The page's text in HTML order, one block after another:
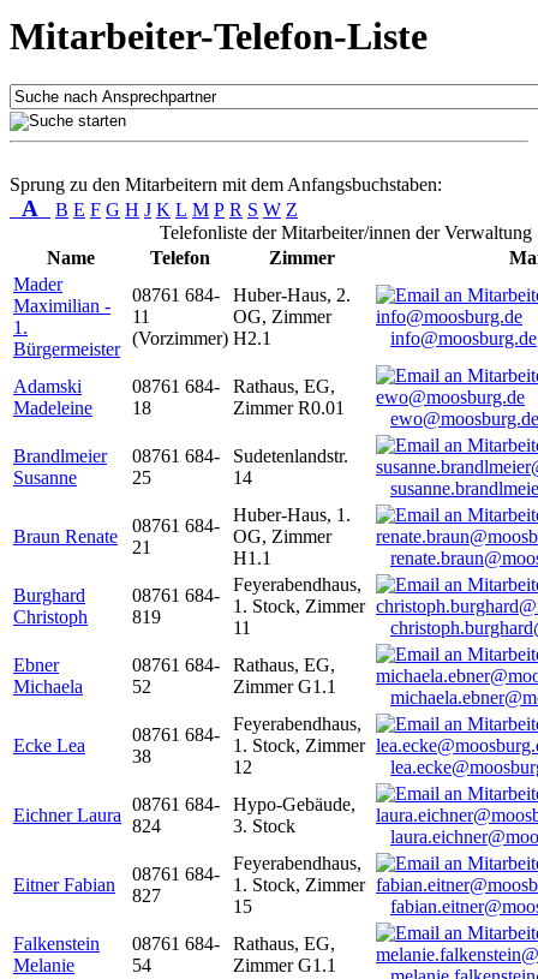
Mitarbeiter-Telefon-Liste
Sprung zu den Mitarbeitern mit dem Anfangsbuchstaben:
A B E F G H J K L M P R S W Z
Telefonliste der Mitarbeiter/innen der Verwaltung
Name
Telefon Zimmer
Mader
Maximilian -
1.
Bürgermeister
08761 684-
11
(Vorzimmer)
Huber-Haus, 2.
OG, Zimmer
H2.1
info@moosburg.de
Adamski
Madeleine
08761 684-
18
Rathaus, EG,
Zimmer R0.01
ewo@moosburg.de
Brandlmeier
Susanne
08761 684-
25
Sudetenlandstr.
14
Braun Renate
08761 684-
21
Huber-Haus, 1.
OG, Zimmer
H1.1
Burghard
Christoph
08761 684-
819
Feyerabendhaus,
1. Stock, Zimmer
11
Ebner
Michaela
08761 684-
52
Rathaus, EG,
Zimmer G1.1
Ecke Lea
08761 684-
38
Feyerabendhaus,
1. Stock, Zimmer
12
Eichner Laura
08761 684-
824
Hypo-Gebäude,
3. Stock
Eitner Fabian
08761 684-
827
Feyerabendhaus,
1. Stock, Zimmer
15
Falkenstein
Melanie
08761 684-
54
Rathaus, EG,
Zimmer G1.1